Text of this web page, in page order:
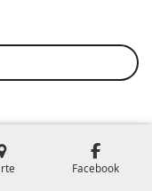
Facebook